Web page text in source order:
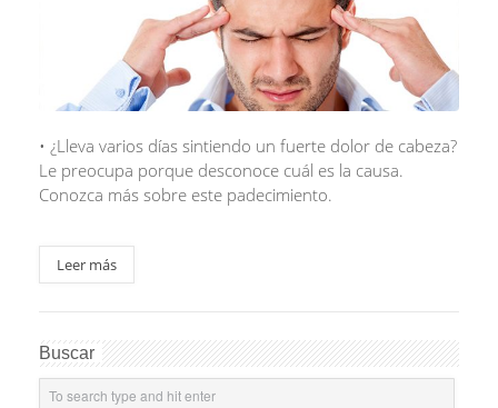
• ¿Lleva varios días sintiendo un fuerte dolor de cabeza?
Le preocupa porque desconoce cuál es la causa.
Conozca más sobre este padecimiento.
Leer más
Buscar